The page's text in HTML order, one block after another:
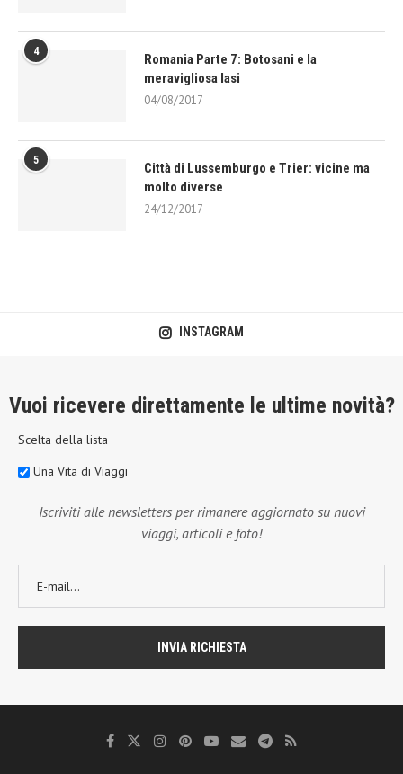
4
Romania Parte 7: Botosani e la
meravigliosa Iasi
04/08/2017
5
Città di Lussemburgo e Trier: vicine ma
molto diverse
24/12/2017
INSTAGRAM
Vuoi ricevere direttamente le ultime novità?
Scelta della lista
Una Vita di Viaggi
Iscriviti alle newsletters per rimanere aggiornato su nuovi
viaggi, articoli e foto!